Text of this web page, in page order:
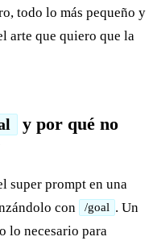
todo lo más pequeño y
arte que quiero que la
y por qué no
super prompt en una
con
/goal . Un
lo necesario para